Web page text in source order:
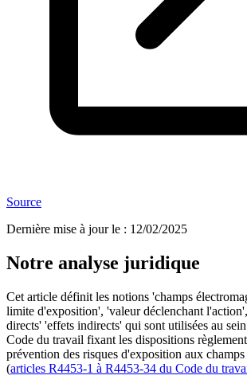
Source
Dernière mise à jour le : 12/02/2025
Notre analyse juridique
Cet article définit les notions 'champs
limite d'exposition', 'valeur déclenchant
directs' 'effets indirects' qui sont utilisées au
Code du travail fixant les dispositions
prévention des risques d'exposition aux
(articles R4453-1 à R4453-34 du Code du